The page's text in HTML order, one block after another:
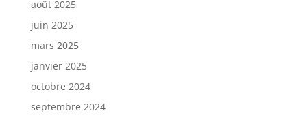
août 2025
juin 2025
mars 2025
janvier 2025
octobre 2024
septembre 2024